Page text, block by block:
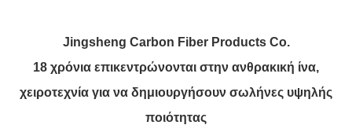
Jingsheng Carbon Fiber Products Co.
18 χρόνια επικεντρώνονται στην ανθρακική ίνα,
χειροτεχνία για να δημιουργήσουν σωλήνες υψηλής
ποιότητας